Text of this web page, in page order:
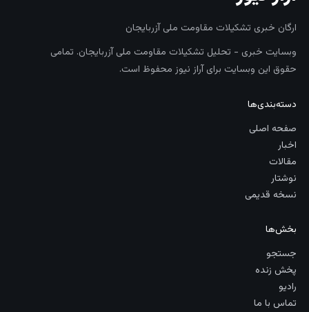
ارگان خبری تشکیلات مقاومت ملی آزربایجان
وبسایت خبری - تحلیل تشکیلات مقاومت ملی آزربایجان. تمامی
حقوق این وبسایت برای آراز نیوز محفوظ است.
دسته‌بندی‌ها
صفحه اصلی
اخبار
مقالات
نوشتار
نسخه قدیمی
بخش‌ها
جستجو
پخش زنده
رادیو
تماس با ما